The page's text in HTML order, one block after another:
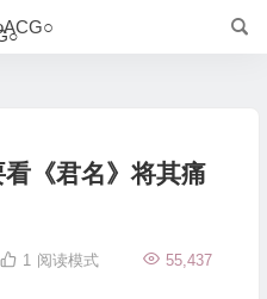
《君名》将其痛
55,437
1 阅读模式